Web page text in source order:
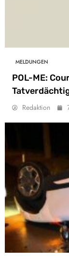
MELDUNGEN
POL-ME:
Redaktion